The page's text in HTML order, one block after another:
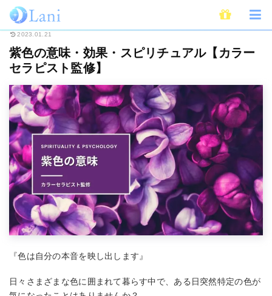
ホーム スピリチュアル 紫色の意味・効果・スピリチュ
2023.01.21
紫色の意味・効果・スピリチュアル【カラー
セラピスト監修】
『色は自分の本音を映し出します』
日々さまざまな色に囲まれて暮らす中で、ある日突然特定の色が